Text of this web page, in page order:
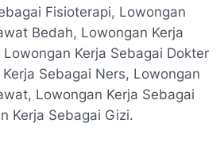
Fisioterapi, Lowongan
Bedah, Lowongan Kerja
Kerja Sebagai Dokter
Sebagai Ners, Lowongan
Lowongan Kerja Sebagai
Kerja Sebagai Gizi.